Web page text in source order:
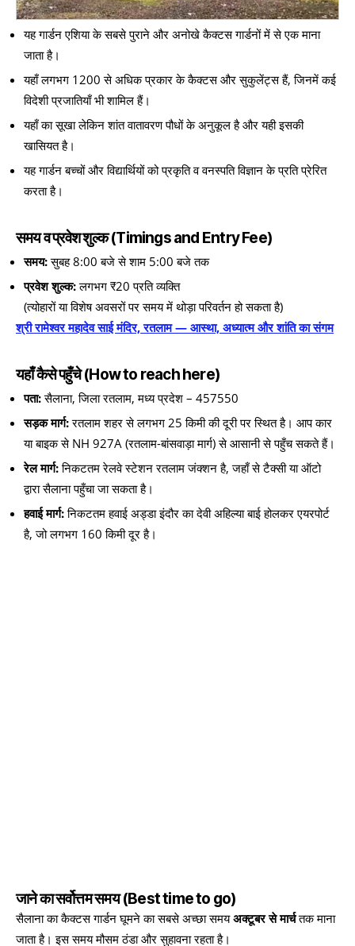
यह गार्डन एशिया के सबसे पुराने और अनोखे कैक्टस गार्डनों में से एक माना
जाता है।
यहाँ लगभग 1200 से अधिक प्रकार के कैक्टस और सुकुलेंट्स हैं, जिनमें कई
विदेशी प्रजातियाँ भी शामिल हैं।
यहाँ का सूखा लेकिन शांत वातावरण पौधों के अनुकूल है और यही इसकी
खासियत है।
यह गार्डन बच्चों और विद्यार्थियों को प्रकृति व वनस्पति विज्ञान के प्रति प्रेरित
करता है।
समय व प्रवेश शुल्क (Timings and Entry Fee)
समय:सुबह 8:00 बजे से शाम 5:00 बजे तक
प्रवेश शुल्क:लगभग ₹20 प्रति व्यक्ति
(त्योहारों या विशेष अवसरों पर समय में थोड़ा परिवर्तन हो सकता है)
श्री रामेश्वर महादेव साई मंदिर, रतलाम — आस्था, अध्यात्म और शांति का संगम
यहाँ कैसे पहुँचे (How to reach here)
पता:सैलाना, जिला रतलाम, मध्य प्रदेश – 457550
सड़क मार्ग:रतलाम शहर से लगभग 25 किमी की दूरी पर स्थित है। आप कार
या बाइक से NH 927A (रतलाम-बांसवाड़ा मार्ग) से आसानी से पहुँच सकते हैं।
रेल मार्ग:निकटतम रेलवे स्टेशन रतलाम जंक्शन है, जहाँ से टैक्सी या ऑटो
द्वारा सैलाना पहुँचा जा सकता है।
हवाई मार्ग:निकटतम हवाई अड्डा इंदौर का देवी अहिल्या बाई होलकर एयरपोर्ट
है, जो लगभग 160 किमी दूर है।
जाने का सर्वोत्तम समय (Best time to go)
सैलाना का कैक्टस गार्डन घूमने का सबसे अच्छा समयअक्टूबर से मार्चतक माना
जाता है। इस समय मौसम ठंडा और सुहावना रहता है।